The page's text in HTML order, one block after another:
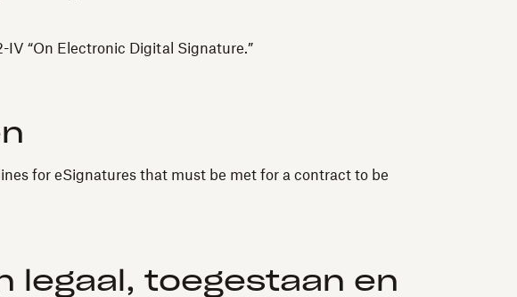
“On Electronic Digital Signature.”
for eSignatures that must be met for a contract to be
legaal, toegestaan en